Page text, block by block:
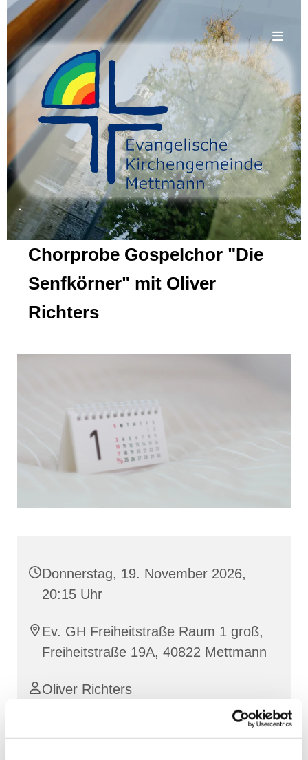
.
Chorprobe Gospelchor "Die
Senfkörner" mit Oliver
Richters
Donnerstag, 19. November 2026,
20:15 Uhr
Ev. GH Freiheitstraße Raum 1 groß,
Freiheitstraße 19A, 40822 Mettmann
Oliver Richters